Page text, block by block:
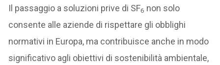
Il passaggio a soluzioni prive di SF6 non solo
consente alle aziende di rispettare gli obblighi
normativi in Europa, ma contribuisce anche in modo
significativo agli obiettivi di sostenibilità ambientale,